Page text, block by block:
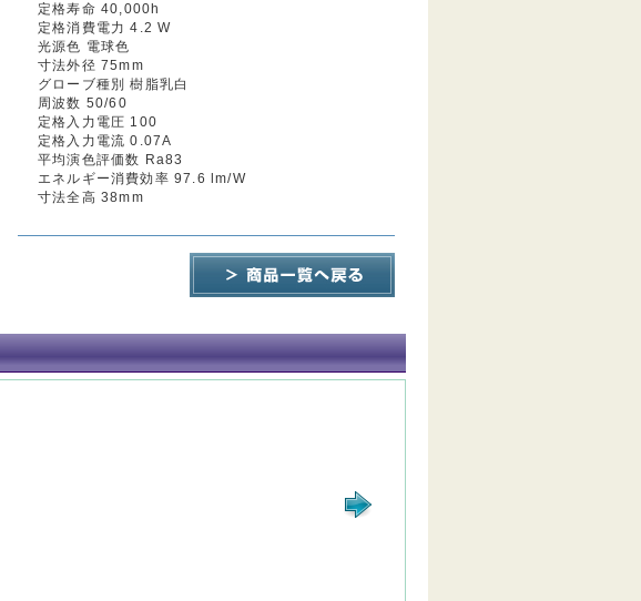
定格寿命 40,000h
定格消費電力 4.2 W
光源色 電球色
寸法外径 75mm
グローブ種別 樹脂乳白
周波数 50/60
定格入力電圧 100
定格入力電流 0.07A
平均演色評価数 Ra83
エネルギー消費効率 97.6 lm/W
寸法全高 38mm